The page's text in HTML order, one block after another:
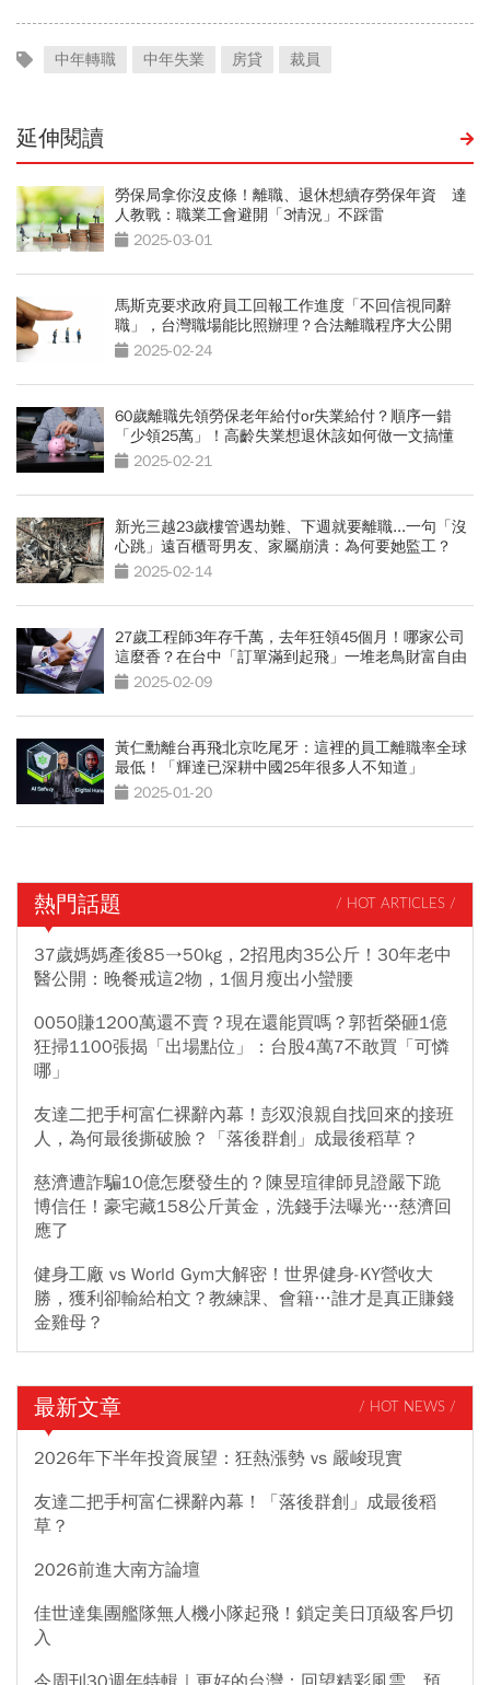
中年轉職 中年失業 房貸 裁員
延伸閱讀
勞保局拿你沒皮條！離職、退休想續存勞保年資 達
人教戰：職業工會避開「3情況」不踩雷
2025-03-01
馬斯克要求政府員工回報工作進度「不回信視同辭
職」，台灣職場能比照辦理？合法離職程序大公開
2025-02-24
60歲離職先領勞保老年給付or失業給付？順序一錯
「少領25萬」！高齡失業想退休該如何做一文搞懂
2025-02-21
新光三越23歲樓管遇劫難、下週就要離職...一句「沒
心跳」遠百櫃哥男友、家屬崩潰：為何要她監工？
2025-02-14
27歲工程師3年存千萬，去年狂領45個月！哪家公司
這麼香？在台中「訂單滿到起飛」一堆老鳥財富自由
等離職
2025-02-09
黃仁勳離台再飛北京吃尾牙：這裡的員工離職率全球
最低！「輝達已深耕中國25年很多人不知道」
2025-01-20
熱門話題 / HOT ARTICLES /
37歲媽媽產後85→50kg，2招甩肉35公斤！30年老中
醫公開：晚餐戒這2物，1個月瘦出小蠻腰
0050賺1200萬還不賣？現在還能買嗎？郭哲榮砸1億
狂掃1100張揭「出場點位」：台股4萬7不敢買「可憐
哪」
友達二把手柯富仁裸辭內幕！彭双浪親自找回來的接班
人，為何最後撕破臉？「落後群創」成最後稻草？
慈濟遭詐騙10億怎麼發生的？陳昱瑄律師見證嚴下跪
博信任！豪宅藏158公斤黃金，洗錢手法曝光…慈濟回
應了
健身工廠 vs World Gym大解密！世界健身-KY營收大
勝，獲利卻輸給柏文？教練課、會籍…誰才是真正賺錢
金雞母？
最新文章 / HOT NEWS /
2026年下半年投資展望：狂熱漲勢 vs 嚴峻現實
友達二把手柯富仁裸辭內幕！「落後群創」成最後稻
草？
2026前進大南方論壇
佳世達集團艦隊無人機小隊起飛！鎖定美日頂級客戶切
入